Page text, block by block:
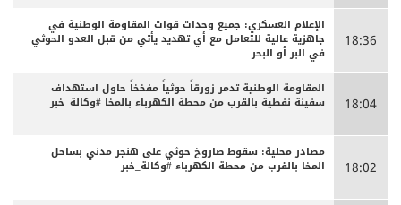
18:36
الإعلام العسكري: جميع وحدات قوات المقاومة الوطنية في
جاهزية عالية للتعامل مع أي تهديد يأتي من قبل العدو الحوثي
في البر أو البحر
18:04
المقاومة الوطنية تدمر زورقاً حوثياً مفخخاً حاول استهداف
سفينة نفطية بالقرب من محطة الكهرباء بالمخا #وكالة_خبر
18:02
مصادر محلية: سقوط صاروخ حوثي على هنجر مدني بساحل
المخا بالقرب من محطة الكهرباء #وكالة_خبر